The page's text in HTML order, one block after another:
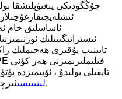
جۇڭگودىكى يىغىۋېلىشقا
ئاساسلىق خام
ئىستراتېگىيىلىك
تايىنىپ يۇقىرى ھەجىملىك
تاپقىلى بولىدۇ ، ئۆيىمىزدە
لىنىيىسىئىزچىللىق ۋە كۆلەمگە كاپالەتلىك قىلىڭ.